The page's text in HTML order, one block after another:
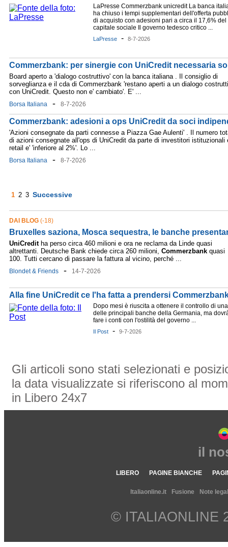
LaPresse Commerzbank unicredit La banca
ha chiuso i tempi supplementari dell'offerta
di acquisto con adesioni pari a circa il 17,6% del
capitale sociale Il governo tedesco critico ...
LaPresse - 8-7-2026
Commerzbank: per sinergie con UniCredit necessaria
Board aperto a 'dialogo costruttivo' con la banca italiana . Il consiglio di
sorveglianza e il cda di Commerzbank 'restano aperti a un dialogo
con UniCredit. Questo non e' cambiato'. E' ...
Borsa Italiana - 8-7-2026
Commerzbank: adesioni a ops UniCredit da soci
'Azioni consegnate da parti connesse a Piazza Gae Aulenti' . Il numero
di azioni consegnate all'ops di UniCredit da parte di investitori istituzionali
retail e' 'inferiore al 2%'. Lo ...
Borsa Italiana - 8-7-2026
1 2 3 Successive
DAI BLOG (-18)
Bruxelles saziona, Mosca sequestra, le banche
UniCreditha perso circa 460 milioni e ora ne reclama da Linde quasi
altrettanti. Deutsche Bank chiede circa 260 milioni, Commerzbank quasi
100. Tutti cercano di passare la fattura al vicino, perché ...
Blondet & Friends - 14-7-2026
Alla fine UniCredit ce l'ha fatta a prendersi
Dopo mesi è riuscita a ottenere il controllo di una
delle principali banche della Germania, ma
fare i conti con l'ostilità del governo ...
Il Post - 9-7-2026
Gli articoli sono stati selezionati e
la data visualizzate si riferiscono al
in Libero 24x7
il
LIBERO PAGINE BIANCHE
Italiaonline.it Fusione Note
© ITALIAONLINE